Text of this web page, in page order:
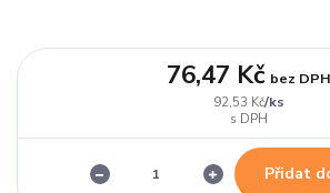
92,53 Kč/ks
76,47 Kč bez DPH
Přidat